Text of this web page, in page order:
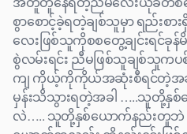
စွာစောင့်ခဲ့ရတဲ့ချစ်သူမှာ ရည်းစ
လေးဖြစ်သူကိုစစတွေ့ချင်းရင်ခု
စွဲလမ်းရင်း ညီမဖြစ်သူချစ်သူက
ကျ ကိုယ့်ကိုကိုယ်အဆုံးစီရင်တဲ့အခ
မှန်းသိသွားရတဲ့အခါ …..သူတို့နှ
လဲ….. သူတို့နှစ်ယောက်နည်းတူဘဲ